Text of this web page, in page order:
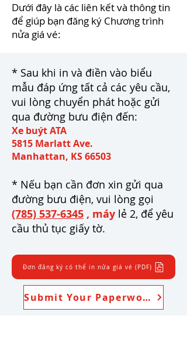
Dưới đây là các liên kết và thông tin
để giúp bạn đăng ký Chương trình
nửa giá vé:
* Sau khi in và điền vào biểu
mẫu đáp ứng tất cả các yêu cầu,
vui lòng chuyển phát hoặc gửi
qua đường bưu điện đến:
Xe buýt ATA
5815 Marlatt Ave.
Manhattan, KS 66503
* Nếu bạn cần đơn xin gửi qua
đường bưu điện, vui lòng gọi
(785) 537-6345 , máy lẻ 2, để yêu
cầu thủ tục giấy tờ.
Đơn đăng ký có thể in nửa giá vé (PDF)
Submit Your Paperwork